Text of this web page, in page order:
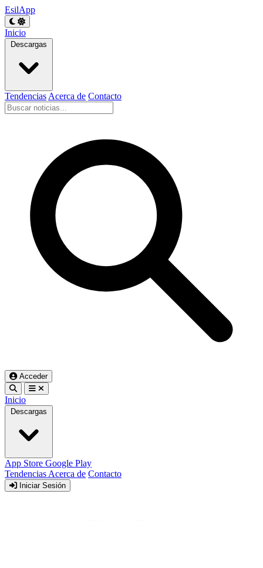
EsilApp
Inicio
Descargas
Tendencias Acerca de Contacto
Acceder
Inicio
Descargas
App Store Google Play
Tendencias Acerca de Contacto
Iniciar Sesión